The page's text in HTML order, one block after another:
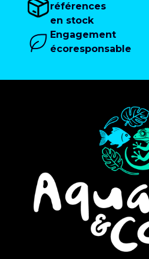
références
en stock
Engagement
écoresponsable